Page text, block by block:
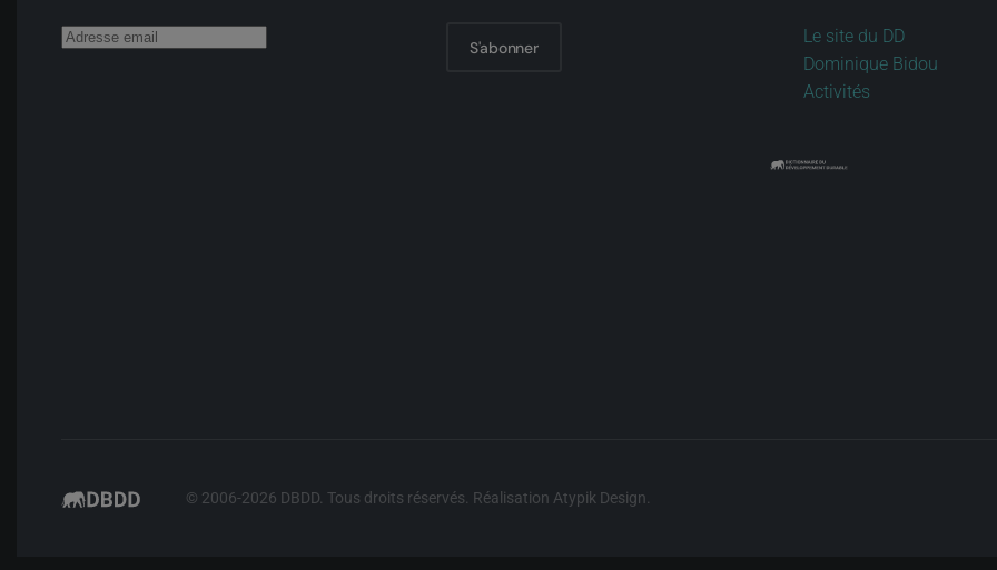
S'abonner
Le site du DD
Dominique Bidou
Activités
© 2006-2026 DBDD. Tous droits réservés. Réalisation Atypik Design